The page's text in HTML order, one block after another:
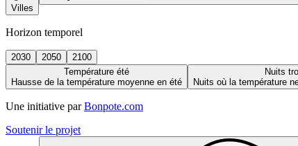
Villes
Horizon temporel
2030 2050
2100
Température été
Hausse de la température moyenne en été
Nuits
Nuits où la température
Une initiative par Bonpote.com
Soutenir le projet